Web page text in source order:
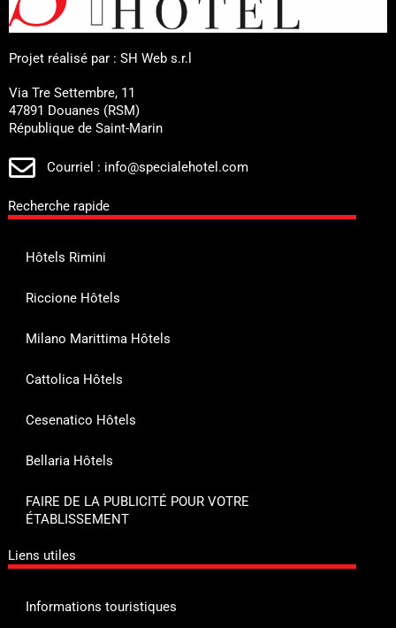
Projet réalisé par : SH Web s.r.l
Via Tre Settembre, 11
47891 Douanes (RSM)
République de Saint-Marin
Courriel : info@specialehotel.com
Recherche rapide
Hôtels Rimini
Riccione Hôtels
Milano Marittima Hôtels
Cattolica Hôtels
Cesenatico Hôtels
Bellaria Hôtels
FAIRE DE LA PUBLICITÉ POUR VOTRE
ÉTABLISSEMENT
Liens utiles
Informations touristiques